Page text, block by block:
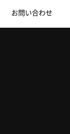
お問い合わせ